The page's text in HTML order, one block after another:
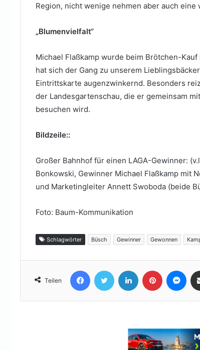
Region, nicht wenige nehmen aber auch eine
„Blumenvielfalt“
Michael Flaßkamp wurde beim Brötchen-
hat sich der Gang zu unserem
Eintrittskarte augenzwinkernd. Besonders
der Landesgarten­schau, die er gemeinsam
besuchen wird.
Bildzeile::
Großer Bahnhof für einen LAGA-Gewinner:
Bonkowski, Gewinner Michael Flaßkamp mit
und Marketingleiter Annett Swoboda (beide
Foto: Baum-Kommunikation
Schlagwörter Büsch Gewinner Gewonnen
Teilen
FacebookTwitter LinkedIn Pinterest